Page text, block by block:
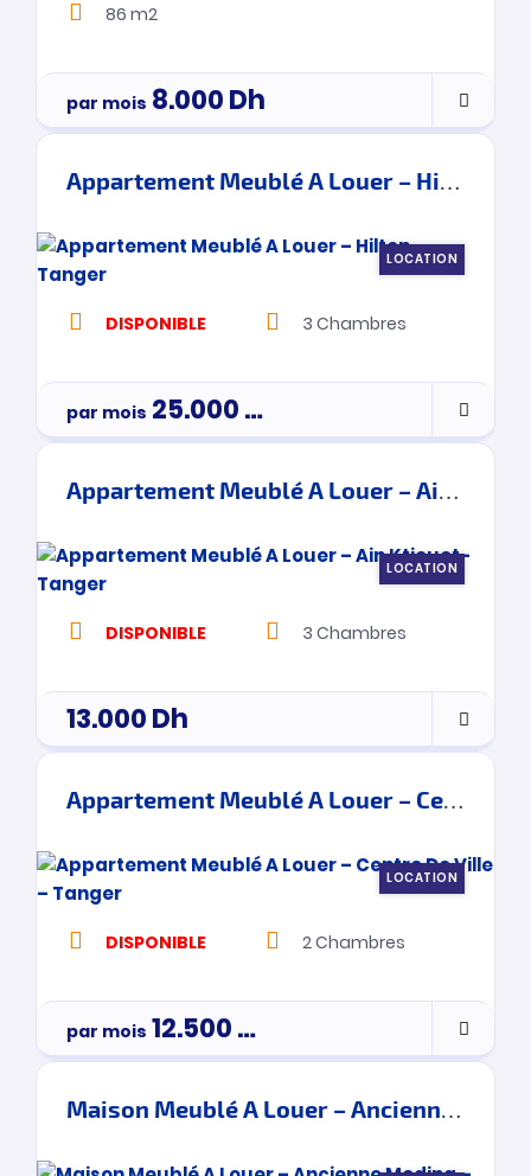
86 m2
par mois 8.000Dh
Appartement Meublé A Louer – Hilton – Tanger
LOCATION
DISPONIBLE 3 Chambres
par mois 25.000Dh
Appartement Meublé A Louer – Ain Ktiouet- Tanger
LOCATION
DISPONIBLE 3 Chambres
13.000Dh
Appartement Meublé A Louer – Centre De Ville – Tanger
LOCATION
DISPONIBLE 2Chambres
par mois 12.500Dh
Maison Meublé A Louer – Ancienne Medina – Tanger